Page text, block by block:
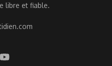
libre et fiable.